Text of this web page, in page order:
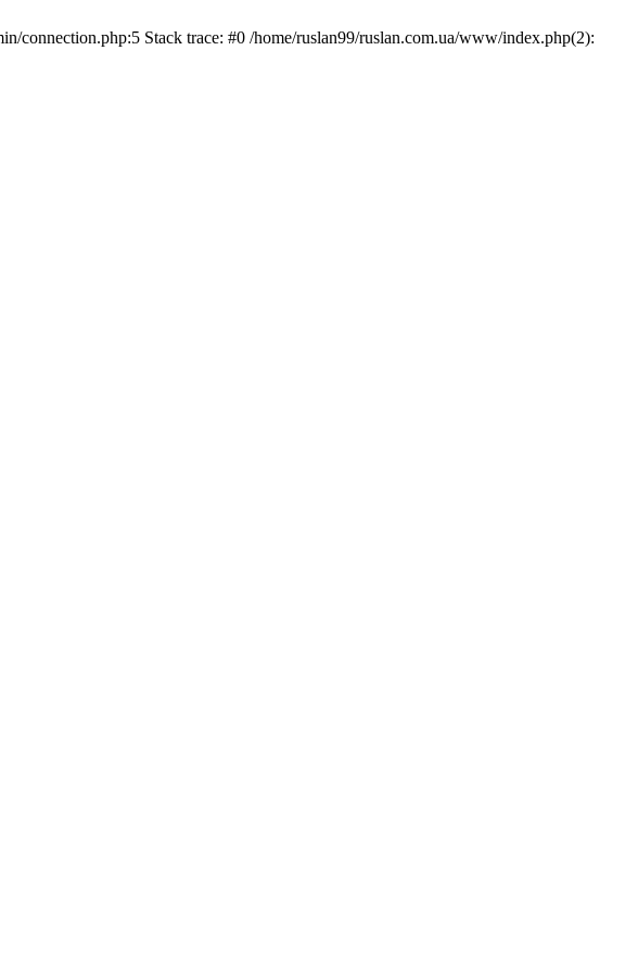
connection.php:5 Stack trace: #0 /home/ruslan99/ruslan.com.ua/www/index.php(2):